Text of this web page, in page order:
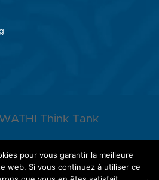
WATHI Think Tank
WATHI
pour vous garantir la meilleure
web. Si vous continuez à utiliser ce